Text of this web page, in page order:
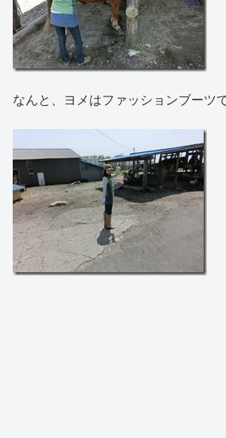
なんと、ヨメはファッションブーツ